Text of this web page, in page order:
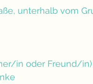
unterhalb vom
in oder Freund/in)